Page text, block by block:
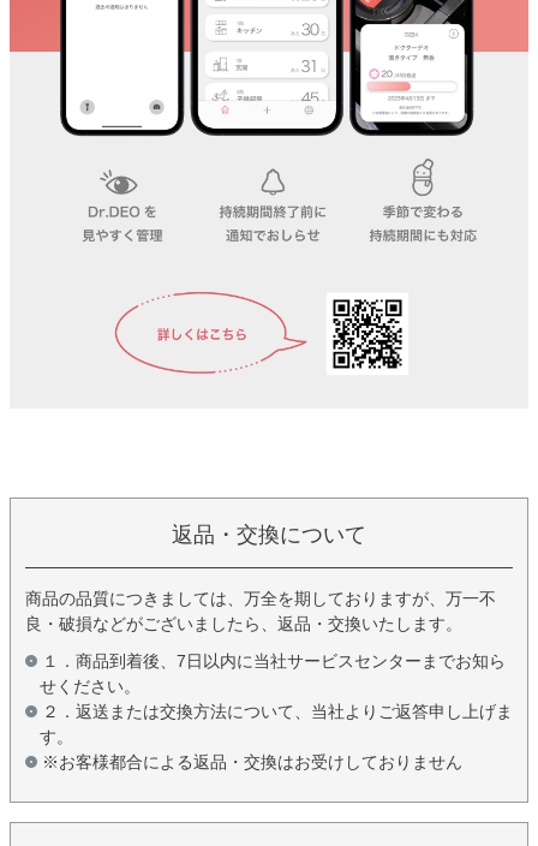
返品・交換について
商品の品質につきましては、万全を期しておりますが、万一不
良・破損などがございましたら、返品・交換いたします。
１．商品到着後、7日以内に当社サービスセンターまでお知ら
せください。
２．返送または交換方法について、当社よりご返答申し上げま
す。
※お客様都合による返品・交換はお受けしておりません